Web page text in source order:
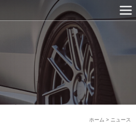
/ Lexani(レクサーニ
GALLERY
NEWS
HISTORY
LINK
ニュース
ホーム >